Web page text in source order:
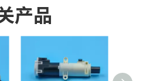
产品